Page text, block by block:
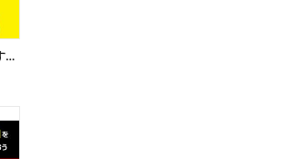
【おトク】大谷選手ファミマおむすび割